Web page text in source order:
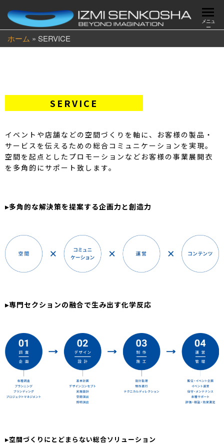
メニュ
ー
ホーム » SERVICE
SERVICE
イベントや店舗などの空間づくりを軸に、お客様の製品・
サービスを伝えるための総合コミュニケーションを実現。
空間を起点としたプロモーションなどお客様の事業展開衣
を多角的にサポート致します。
▸多角的な解決策を提案する企画力と創造力
▸専門セクションの融合で生み出す化学反応
▸空間づくりにとどまらない総合ソリューション